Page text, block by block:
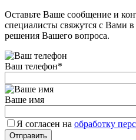
Оставьте Ваше сообщение и
специалисты свяжутся с Вами
решения Вашего вопроса.
Ваш телефон*
Ваше имя
Я согласен на обработку